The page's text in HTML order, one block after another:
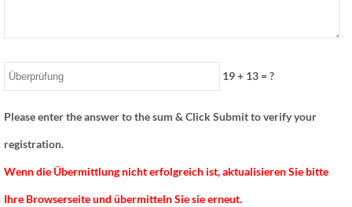
19+ 13= ?
Please enter the answer to the sum & Click Submit to verify your
registration.
Wenn die Übermittlung nicht erfolgreich ist, aktualisieren Sie bitte
Ihre Browserseite und übermitteln Sie sie erneut.